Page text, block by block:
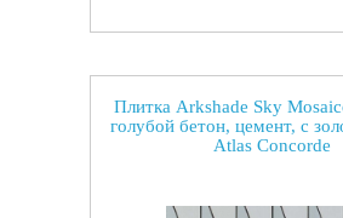
Плитка Arkshade Sky
голубой бетон, цемент, с
Atlas Concorde